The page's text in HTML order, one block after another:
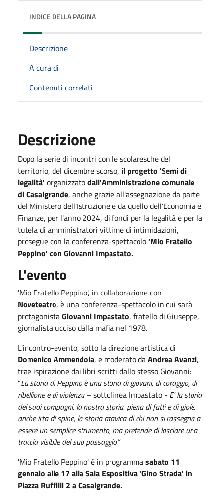
INDICE DELLA PAGINA
Descrizione
A cura di
Contenuti correlati
Descrizione
Dopo la serie di incontri con le scolaresche del
territorio, del dicembre scorso, il progetto 'Semi di
legalità' organizzatodall'Amministrazione comunale
di Casalgrande, anche grazie all'assegnazione da parte
del Ministero dell'Istruzione e da quello dell'Economia e
Finanze, per l'anno 2024, di fondi per la legalità e per la
tutela di amministratori vittime di intimidazioni,
prosegue con la conferenza-spettacolo 'Mio Fratello
Peppino' con Giovanni Impastato.
L'evento
'Mio Fratello Peppino', in collaborazione con
Noveteatro, è una conferenza-spettacolo in cui sarà
protagonistaGiovanni Impastato, fratello di Giuseppe,
giornalista ucciso dalla mafia nel 1978.
L'incontro-evento, sotto la direzione artistica di
Domenico Ammendola, e moderato daAndrea Avanzi,
trae ispirazione dai libri scritti dallo stesso Giovanni:
“La storia di Peppino è una storia di giovani, di coraggio, di
ribellione e di violenza– sottolinea Impastato - E' la storia
dei suoi compagni, la nostra storia, piena di fatti e di gioie,
anche irta di spine, la storia atavica di chi non si rassegna a
essere un semplice strumento, ma pretende di lasciare una
traccia visibile del suo passaggio”
'Mio Fratello Peppino' è in programmasabato 11
gennaio alle 17 alla Sala Espositiva 'Gino Strada' in
Piazza Ruffilli 2 a Casalgrande.